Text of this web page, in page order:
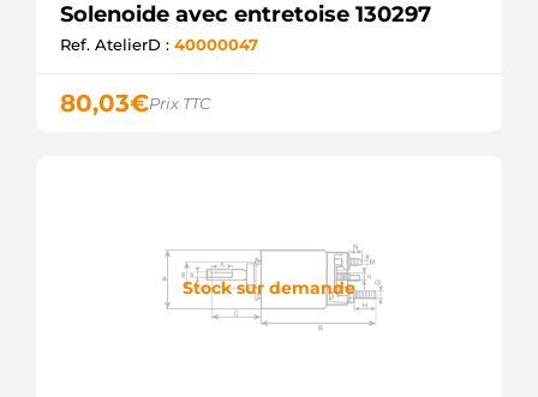
Solenoide avec entretoise 130297
Ref. AtelierD : 40000047
80,03€Prix TTC
Stock sur demande